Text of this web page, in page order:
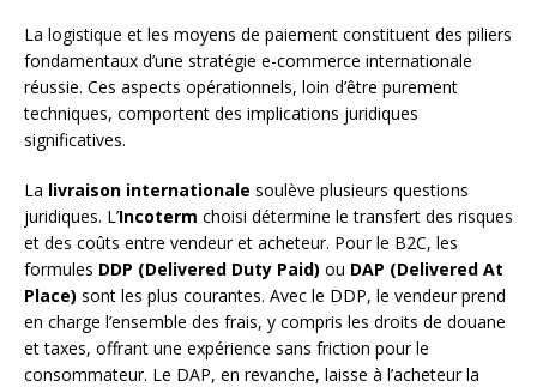
La logistique et les moyens de paiement constituent des piliers
fondamentaux d’une stratégie e-commerce internationale
réussie. Ces aspects opérationnels, loin d’être purement
techniques, comportent des implications juridiques
significatives.
La livraison internationale soulève plusieurs questions
juridiques. L’Incoterm choisi détermine le transfert des risques
et des coûts entre vendeur et acheteur. Pour le B2C, les
formules DDP (Delivered Duty Paid) ou DAP (Delivered At
Place) sont les plus courantes. Avec le DDP, le vendeur prend
en charge l’ensemble des frais, y compris les droits de douane
et taxes, offrant une expérience sans friction pour le
consommateur. Le DAP, en revanche, laisse à l’acheteur la